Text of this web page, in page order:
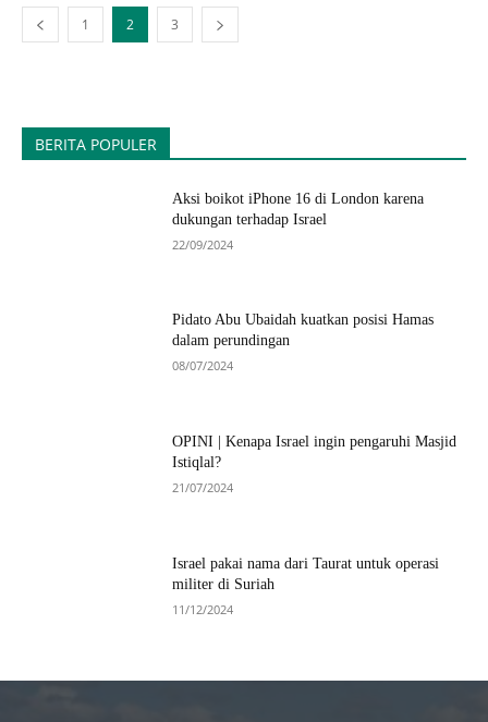
1 2 3
BERITA POPULER
Aksi boikot iPhone 16 di London karena
dukungan terhadap Israel
22/09/2024
Pidato Abu Ubaidah kuatkan posisi Hamas
dalam perundingan
08/07/2024
OPINI | Kenapa Israel ingin pengaruhi Masjid
Istiqlal?
21/07/2024
Israel pakai nama dari Taurat untuk operasi
militer di Suriah
11/12/2024